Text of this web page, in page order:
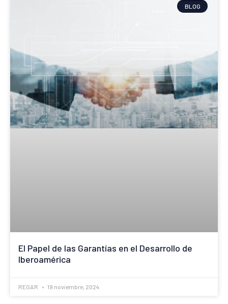
BLOG
El Papel de las Garantías en el Desarrollo de
Iberoamérica
REGAR 19 noviembre, 2024